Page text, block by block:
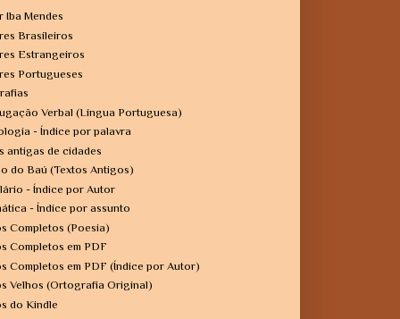
Iba Mendes
Brasileiros
Estrangeiros
Portugueses
Verbal (Língua Portuguesa)
- Índice por palavra
antigas de cidades
do Baú (Textos Antigos)
- Índice por Autor
- Índice por assunto
Completos (Poesia)
Completos em PDF
Completos em PDF (Índice por Autor)
Velhos (Ortografia Original)
do Kindle